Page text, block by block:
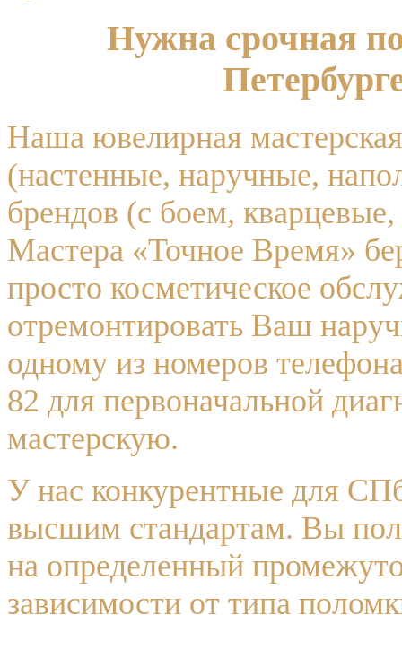
Нужна срочная
Наша ювелирная
(настенные, наручные,
брендов (с боем,
Мастера «Точное Время»
просто косметическое
отремонтировать Ваш
одному из номеров
82 для первоначальной
мастерскую.
У нас конкурентные для
высшим стандартам. Вы
на определенный
зависимости от типа